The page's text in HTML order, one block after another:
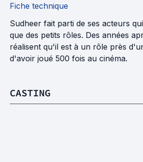
Fiche technique
Sudheer fait parti de ses acteurs
que des petits rôles. Des années
réalisent qu'il est à un rôle près
d'avoir joué 500 fois au cinéma.
CASTING